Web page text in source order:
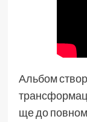
Альбом
ще до